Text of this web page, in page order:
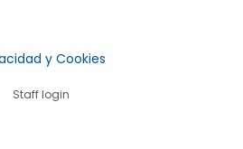
y Cookies
Staff login